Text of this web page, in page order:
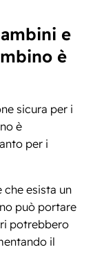
e
è
sicura per i
è
per i
che esista un
può portare
potrebbero
il